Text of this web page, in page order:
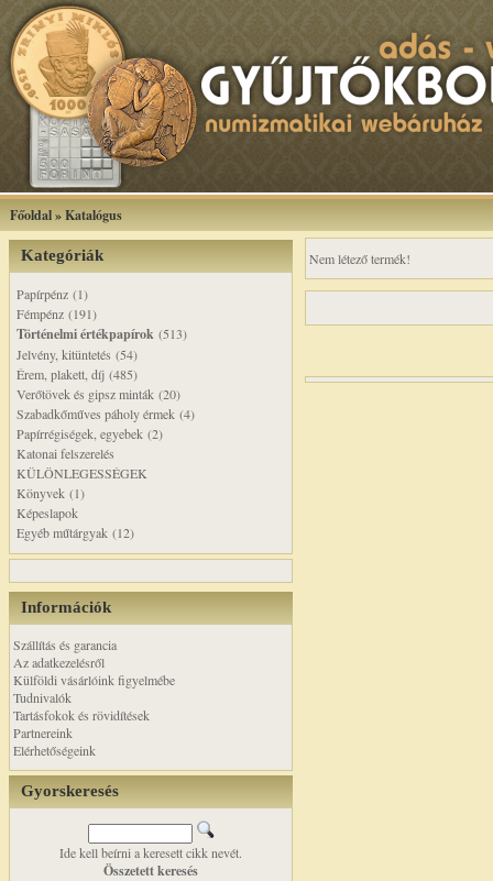
Főoldal»Katalógus
Kategóriák
Papírpénz (1)
Fémpénz (191)
Történelmi értékpapírok (513)
Jelvény, kitüntetés (54)
Érem, plakett, díj (485)
Verőtövek és gipsz minták (20)
Szabadkőműves páholy érmek (4)
Papírrégiségek, egyebek (2)
Katonai felszerelés
KÜLÖNLEGESSÉGEK
Könyvek (1)
Képeslapok
Egyéb műtárgyak (12)
Információk
Szállítás és garancia
Az adatkezelésről
Külföldi vásárlóink figyelmébe
Tudnivalók
Tartásfokok és rövidítések
Partnereink
Elérhetőségeink
Gyorskeresés
Ide kell beírni a keresett cikk nevét.
Összetett keresés
Nem létező termék!